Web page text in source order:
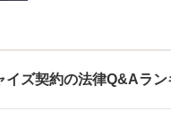
ることはございません。
察官の経験を活かした交
故事案対応もいたします
イズ契約の法律Q&Aラン